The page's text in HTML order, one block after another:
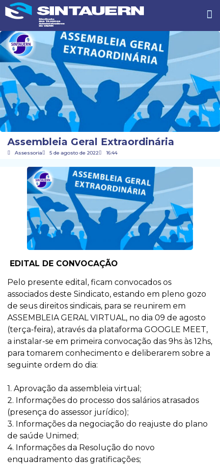
Assembleia Geral Extraordinária
Assessoria 5 de agosto de 2022 16:44
EDITAL DE CONVOCAÇÃO
Pelo presente edital, ficam convocados os
associados deste Sindicato, estando em pleno gozo
de seus direitos sindicais, para se reunirem em
ASSEMBLEIA GERAL VIRTUAL, no dia 09 de agosto
(terça-feira), através da plataforma GOOGLE MEET,
a instalar-se em primeira convocação das 9hs às 12hs,
para tomarem conhecimento e deliberarem sobre a
seguinte ordem do dia:
1. Aprovação da assembleia virtual;
2. Informações do processo dos salários atrasados
(presença do assessor jurídico);
3. Informações da negociação do reajuste do plano
de saúde Unimed;
4. Informações da Resolução do novo
enquadramento das gratificações;